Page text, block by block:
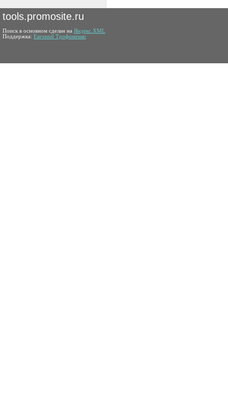
tools.promosite.ru
Поиск в основном сделан на Яндекс.XML
Поддержка: Евгений Трофименко